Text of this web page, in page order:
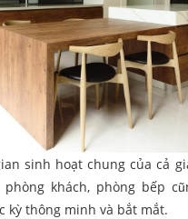
sinh hoạt chung của cả
khách, phòng bếp
kỳ thông minh và bắt mắt.